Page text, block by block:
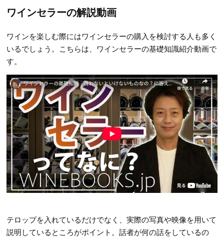
ワインセラーの解説動画
ワインを楽しむ際にはワインセラーの購入を検討する人も多く
いるでしょう。こちらは、ワインセラーの基礎知識紹介動画で
す。
テロップを入れているだけでなく、実際の写真や映像を用いて
説明しているところがポイント。話者が何の話をしているの